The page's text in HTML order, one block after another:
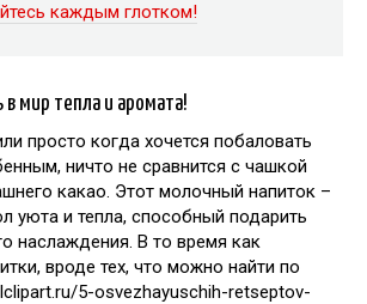
каждым глотком!
мир тепла и аромата!
просто когда хочется побаловать
ничто не сравнится с чашкой
какао. Этот молочный напиток –
уюта и тепла, способный подарить
наслаждения. В то время как
вроде тех, что можно найти по
5-osvezhayuschih-retseptov-